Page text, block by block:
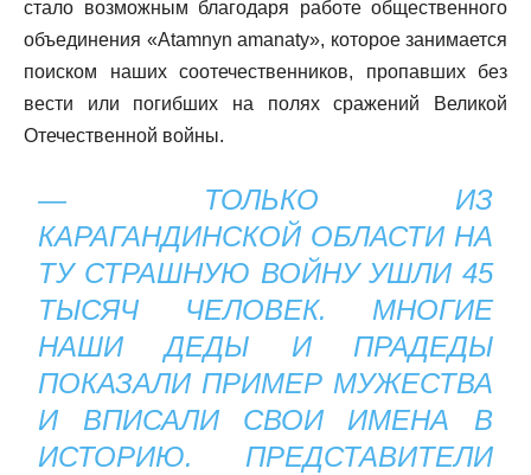
стало возможным благодаря работе общественного
объединения «Atamnyn amanaty», которое занимается
поиском наших соотечественников, пропавших без
вести или погибших на полях сражений Великой
Отечественной войны.
— ТОЛЬКО ИЗ
КАРАГАНДИНСКОЙ ОБЛАСТИ НА
ТУ СТРАШНУЮ ВОЙНУ УШЛИ 45
ТЫСЯЧ ЧЕЛОВЕК. МНОГИЕ
НАШИ ДЕДЫ И ПРАДЕДЫ
ПОКАЗАЛИ ПРИМЕР МУЖЕСТВА
И ВПИСАЛИ СВОИ ИМЕНА В
ИСТОРИЮ. ПРЕДСТАВИТЕЛИ